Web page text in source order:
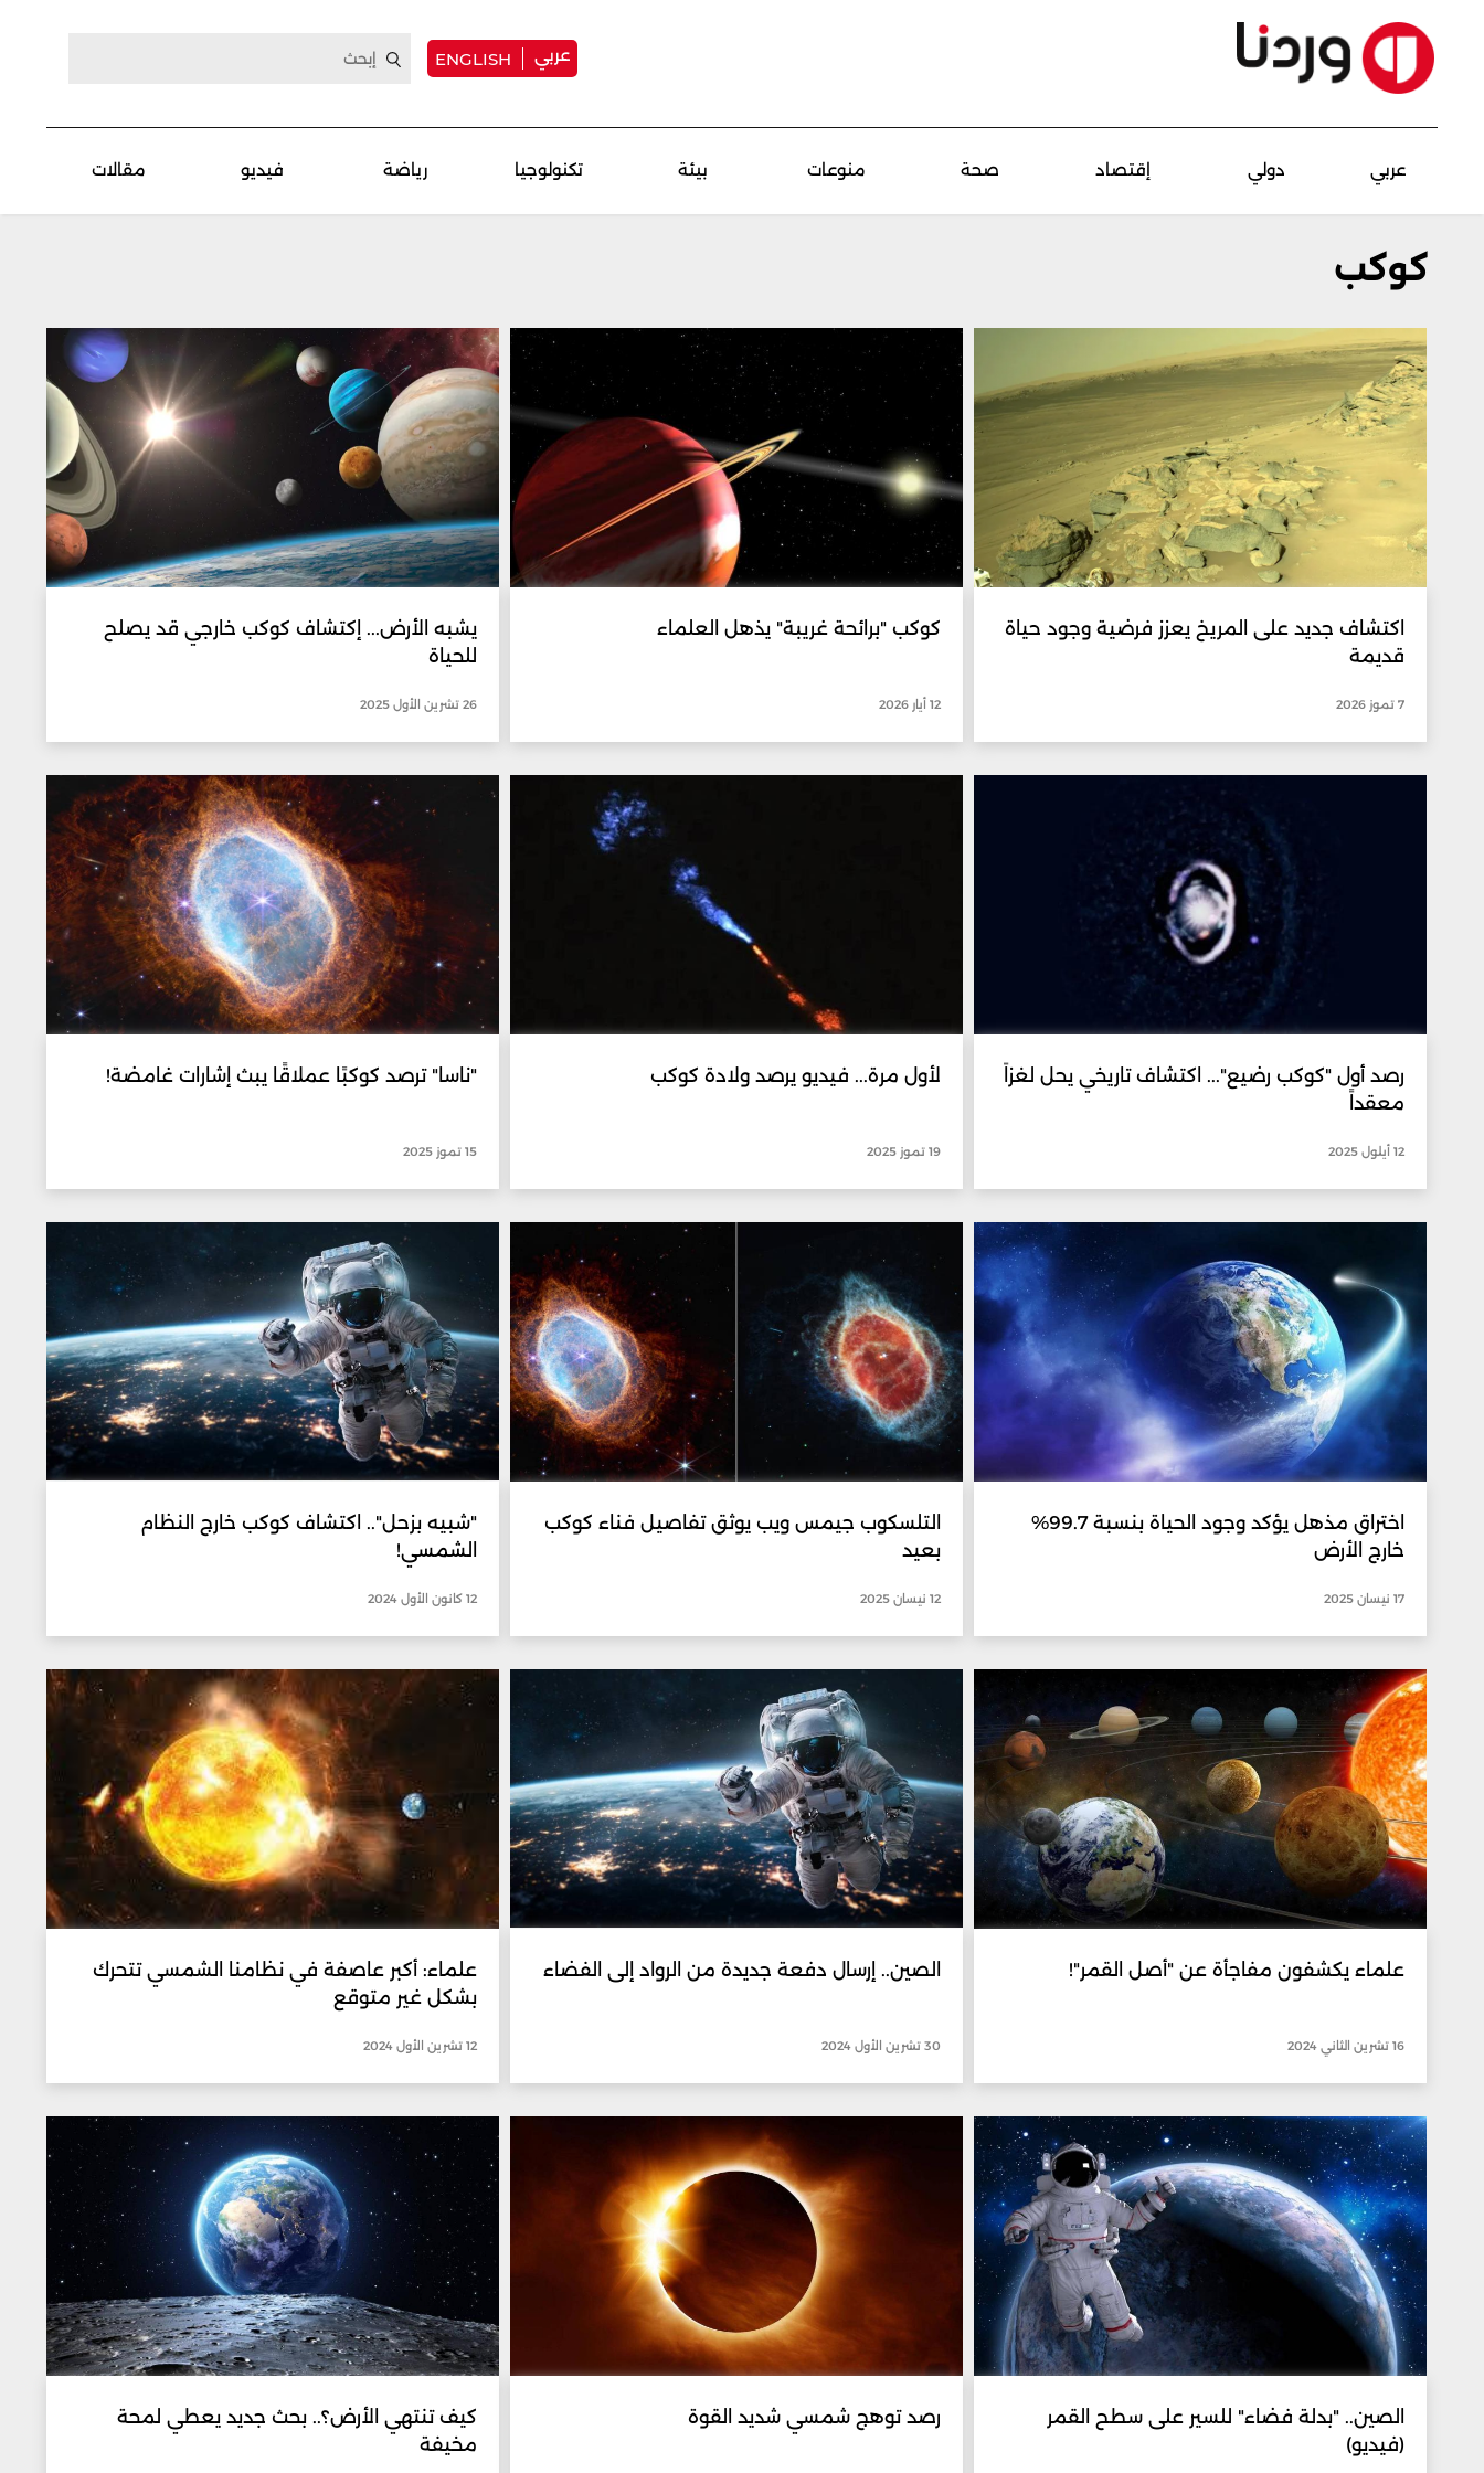
عربي ENGLISH
عربي دولي إقتصاد صحة منوعات بيئة تكنولوجيا رياضة فيديو مقالات
كوكب
اكتشاف جديد على المريخ يعزز فرضية وجود حياة
قديمة
7 تموز 2026
كوكب "برائحة غريبة" يذهل العلماء
12 أيار 2026
يشبه الأرض... إكتشاف كوكب خارجي قد يصلح
للحياة
26 تشرين الأول 2025
رصد أول "كوكب رضيع"... اكتشاف تاريخي يحل لغزاً
معقداً
12 أيلول 2025
لأول مرة... فيديو يرصد ولادة كوكب
19 تموز 2025
"ناسا" ترصد كوكبًا عملاقًا يبث إشارات غامضة!
15 تموز 2025
اختراق مذهل يؤكد وجود الحياة بنسبة 99.7%
خارج الأرض
17 نيسان 2025
التلسكوب جيمس ويب يوثق تفاصيل فناء كوكب
بعيد
12 نيسان 2025
"شبيه بزحل".. اكتشاف كوكب خارج النظام
الشمسي!
12 كانون الأول 2024
علماء يكشفون مفاجأة عن "أصل القمر"!
16 تشرين الثاني 2024
الصين.. إرسال دفعة جديدة من الرواد إلى الفضاء
30 تشرين الأول 2024
علماء: أكبر عاصفة في نظامنا الشمسي تتحرك
بشكل غير متوقع
12 تشرين الأول 2024
الصين.. "بدلة فضاء" للسير على سطح القمر
(فيديو)
رصد توهج شمسي شديد القوة
كيف تنتهي الأرض؟.. بحث جديد يعطي لمحة
مخيفة